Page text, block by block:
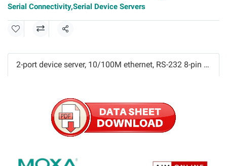
Serial Connectivity,Serial Device Servers
แชร์
2-port device server, 10/100M ethernet, RS-232 8-pin RJ45